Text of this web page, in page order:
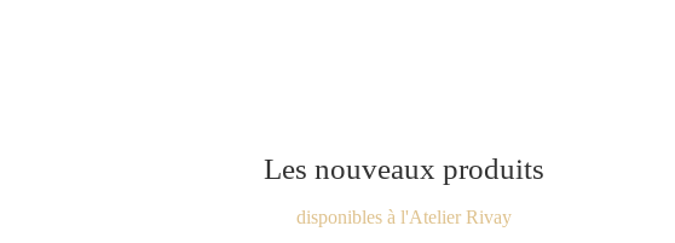
Les nouveaux produits
disponibles à l'Atelier Rivay